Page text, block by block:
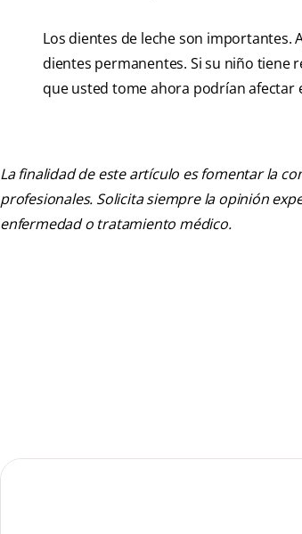
Los dientes de leche son importantes.
dientes permanentes. Si su niño tiene
que usted tome ahora podrían afectar
La finalidad de este artículo es fomentar la
profesionales. Solicita siempre la opinión
enfermedad o tratamiento médico.